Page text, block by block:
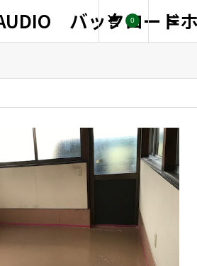
バックロード
0